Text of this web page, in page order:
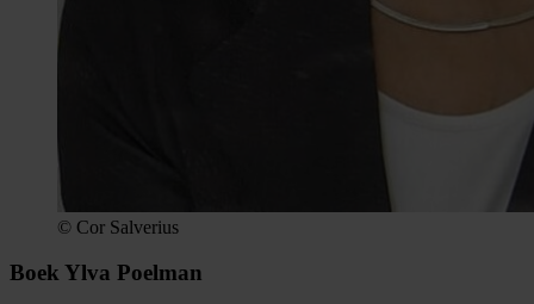
© Cor Salverius
Boek Ylva Poelman